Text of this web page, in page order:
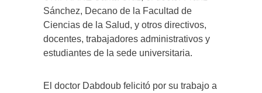
Sánchez, Decano de la Facultad de
Ciencias de la Salud, y otros directivos,
docentes, trabajadores administrativos y
estudiantes de la sede universitaria.
El doctor Dabdoub felicitó por su trabajo a